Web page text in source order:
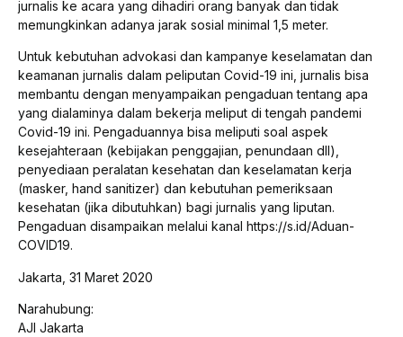
jurnalis ke acara yang dihadiri orang banyak dan tidak
memungkinkan adanya jarak sosial minimal 1,5 meter.
Untuk kebutuhan advokasi dan kampanye keselamatan dan
keamanan jurnalis dalam peliputan Covid-19 ini, jurnalis bisa
membantu dengan menyampaikan pengaduan tentang apa
yang dialaminya dalam bekerja meliput di tengah pandemi
Covid-19 ini. Pengaduannya bisa meliputi soal aspek
kesejahteraan (kebijakan penggajian, penundaan dll),
penyediaan peralatan kesehatan dan keselamatan kerja
(masker, hand sanitizer) dan kebutuhan pemeriksaan
kesehatan (jika dibutuhkan) bagi jurnalis yang liputan.
Pengaduan disampaikan melalui kanal https://s.id/Aduan-
COVID19.
Jakarta, 31 Maret 2020
Narahubung:
AJI Jakarta